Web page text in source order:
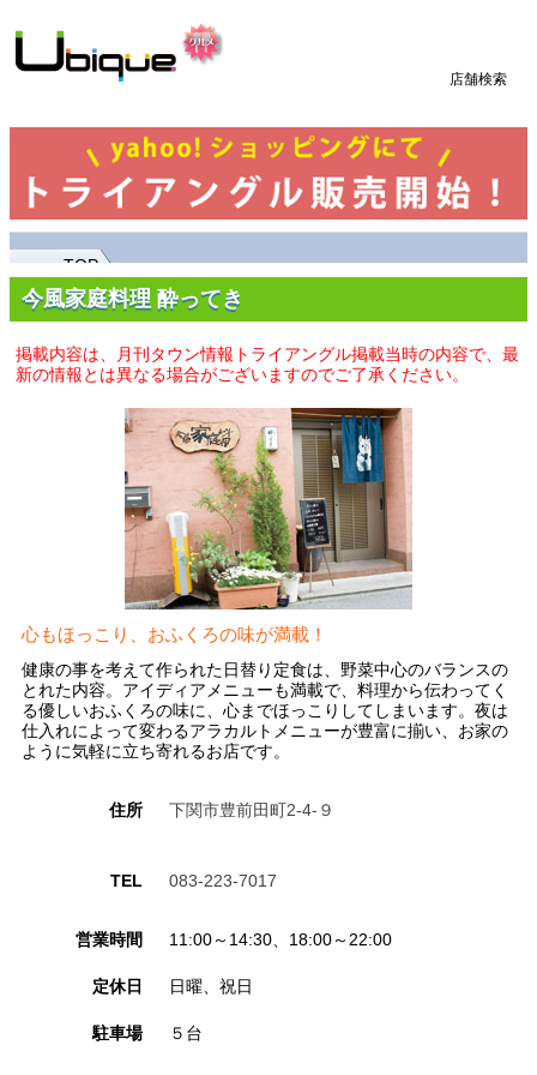
店舗検索
TOP
今風家庭料理 酔ってき
掲載内容は、月刊タウン情報トライアングル掲載当時の内容で、最
新の情報とは異なる場合がございますのでご了承ください。
心もほっこり、おふくろの味が満載！
健康の事を考えて作られた日替り定食は、野菜中心のバランスの
とれた内容。アイディアメニューも満載で、料理から伝わってく
る優しいおふくろの味に、心までほっこりしてしまいます。夜は
仕入れによって変わるアラカルトメニューが豊富に揃い、お家の
ように気軽に立ち寄れるお店です。
住所 下関市豊前田町2-4-９
TEL 083-223-7017
営業時間 11:00～14:30、18:00～22:00
定休日 日曜、祝日
駐車場 ５台